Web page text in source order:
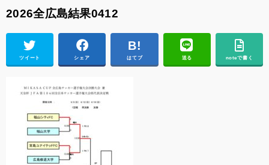
2026全広島結果0412
ツイート シェア はてブ 送る noteで書く